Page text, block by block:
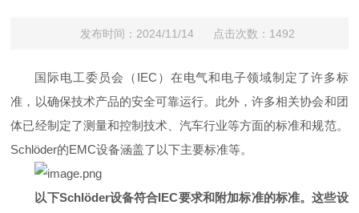
发布时间：2024/11/14 点击次数：1492
国际电工委员会（IEC）在电气和电子领域制定了许多标
准，以确保技术产品的安全可靠运行。此外，许多相关协会和团
体已经制定了测量和控制技术、汽车行业等方面的标准和规范。
Schlöder的EMC设备涵盖了以下主要标准等。
以下Schlöder设备符合IEC要求和附加标准的标准。这些设